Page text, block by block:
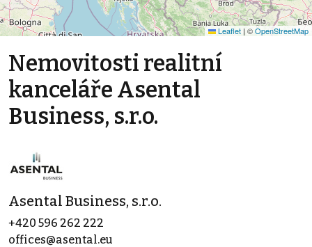
Leaflet | ©OpenStreetMap
Nemovitosti realitní
kanceláře Asental
Business, s.r.o.
Asental Business, s.r.o.
+420 596 262 222
offices@asental.eu